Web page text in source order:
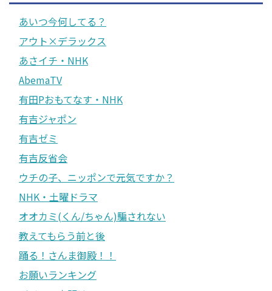
あいつ今何してる？
アウト×デラックス
あさイチ・NHK
AbemaTV
有田Pおもてなす・NHK
有吉ジャポン
有吉ゼミ
有吉反省会
ウチの子、ニッポンで元気ですか？
NHK・土曜ドラマ
オオカミ(くん/ちゃん)騙されない
教えてもらう前と後
踊る！さんま御殿！！
お願いランキング